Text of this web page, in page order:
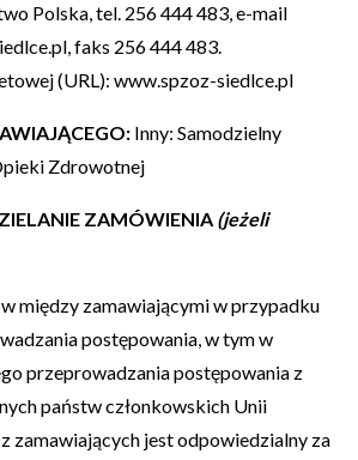
Polska, tel. 256 444 483, e-mail
faks 256 444 483.
(URL): www.spzoz-siedlce.pl
Inny: Samodzielny
Zdrowotnej
ZAMÓWIENIA (jeżeli
między zamawiającymi w przypadku
postępowania, w tym w
przeprowadzania postępowania z
państw członkowskich Unii
zamawiających jest odpowiedzialny za